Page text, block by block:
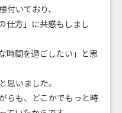
いており、
仕方」に共感もしまし
時間を過ごしたい」と思
思いました。
らも、どこかでもっと時